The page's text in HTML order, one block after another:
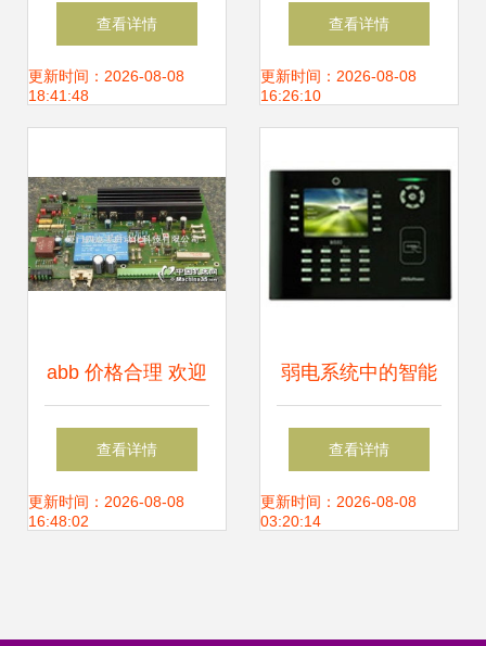
县、张家川回族自
治县固定式氨气报
析——聚焦机电商
情网在线产品报价
查看详情
更新时间：2026-08-08
18:41:48
的硬件系统组成及
其在机电控制中的
查看详情
更新时间：2026-08-08
16:26:10
abb 价格合理 欢迎
询价 dsqc506图片
数控系统相册 数控
查看详情
更新时间：2026-08-08
16:48:02
弱电系统中的智能
终端 西可门禁考勤
机与大型食堂消费
查看详情
更新时间：2026-08-08
03:20:14